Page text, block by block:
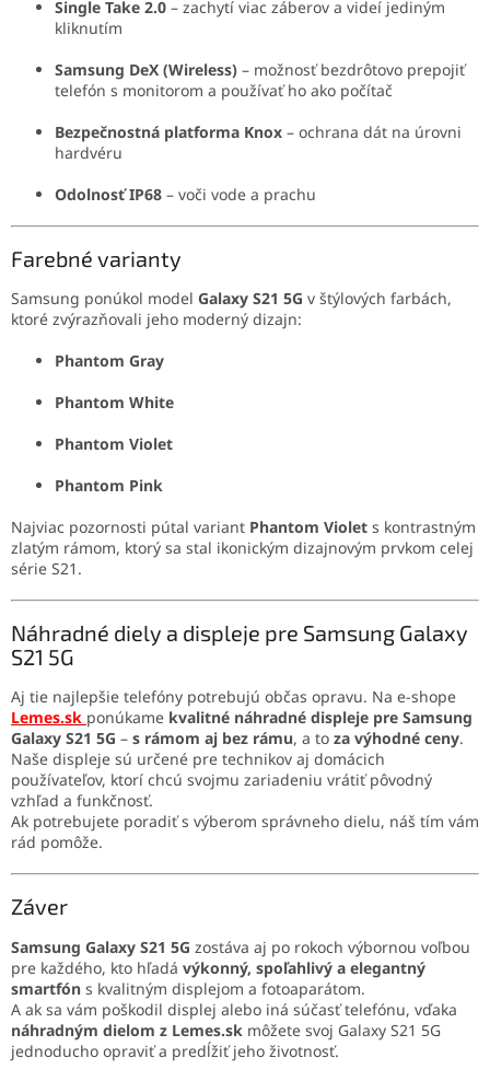
Single Take 2.0 – zachytí viac záberov a videí jediným
kliknutím
Samsung DeX (Wireless) – možnosť bezdrôtovo prepojiť
telefón s monitorom a používať ho ako počítač
Bezpečnostná platforma Knox – ochrana dát na úrovni
hardvéru
Odolnosť IP68 – voči vode a prachu
Farebné varianty
Samsung ponúkol model Galaxy S21 5G v štýlových farbách,
ktoré zvýrazňovali jeho moderný dizajn:
Phantom Gray
Phantom White
Phantom Violet
Phantom Pink
Najviac pozornosti pútal variant Phantom Violet s kontrastným
zlatým rámom, ktorý sa stal ikonickým dizajnovým prvkom celej
série S21.
Náhradné diely a displeje pre Samsung Galaxy
S21 5G
Aj tie najlepšie telefóny potrebujú občas opravu. Na e-shope
Lemes.sk ponúkame kvalitné náhradné displeje pre Samsung
Galaxy S21 5G – s rámom aj bez rámu, a to za výhodné ceny.
Naše displeje sú určené pre technikov aj domácich
používateľov, ktorí chcú svojmu zariadeniu vrátiť pôvodný
vzhľad a funkčnosť.
Ak potrebujete poradiť s výberom správneho dielu, náš tím vám
rád pomôže.
Záver
Samsung Galaxy S21 5G zostáva aj po rokoch výbornou voľbou
pre každého, kto hľadá výkonný, spoľahlivý a elegantný
smartfón s kvalitným displejom a fotoaparátom.
A ak sa vám poškodil displej alebo iná súčasť telefónu, vďaka
náhradným dielom z Lemes.sk môžete svoj Galaxy S21 5G
jednoducho opraviť a predĺžiť jeho životnosť.